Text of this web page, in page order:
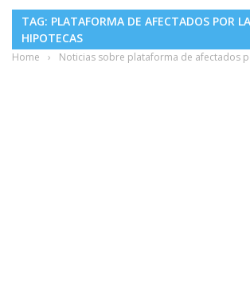
TAG: PLATAFORMA DE AFECTADOS POR
HIPOTECAS
Home › Noticias sobre plataforma de afectados